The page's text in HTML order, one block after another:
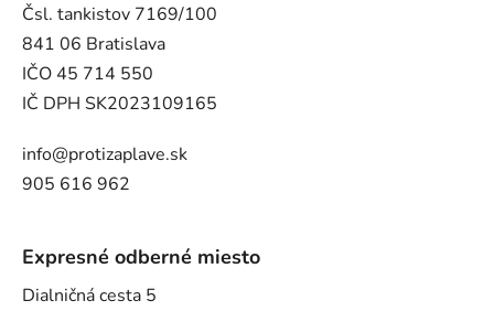
Čsl. tankistov 7169/100
841 06 Bratislava
IČO 45 714 550
IČ DPH SK2023109165
info@protizaplave.sk
905 616 962
Expresné odberné miesto
Dialničná cesta 5